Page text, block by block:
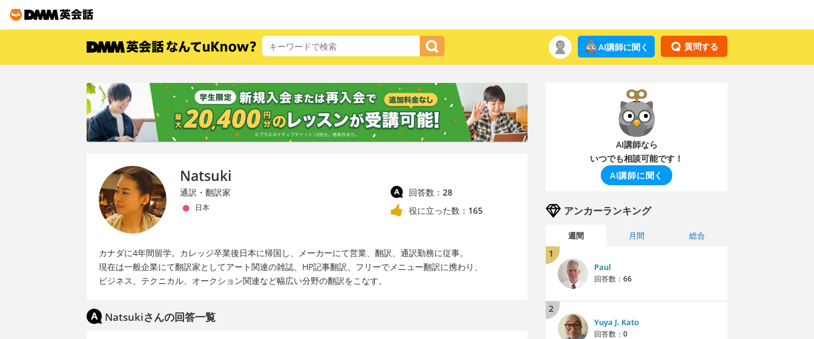
質問する
AI講師に聞く
Natsuki
通訳・翻訳家
日本
回答数： 28
役に立った数： 165
カナダに4年間留学。カレッジ卒業後日本に帰国し、メーカーにて営業、翻訳、通訳勤務に従事。
現在は一般企業にて翻訳家としてアート関連の雑誌、HP記事翻訳、フリーでメニュー翻訳に携わり、
ビジネス、テクニカル、オークション関連など幅広い分野の翻訳をこなす。
Natsukiさんの回答一覧
AI講師なら
いつでも相談可能です！
AI講師に聞く
アンカーランキング
週間 月間 総合
1
Paul
回答数： 66
2
Yuya J. Kato
回答数： 0